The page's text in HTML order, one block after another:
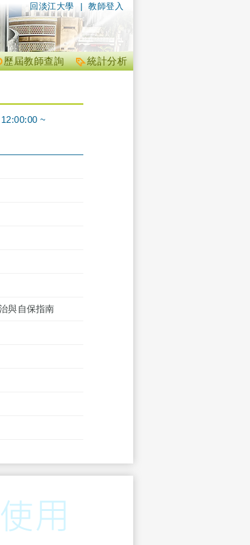
| 教師登入
回淡江大學
統計分析
歷屆教師查詢
~
與自保指南